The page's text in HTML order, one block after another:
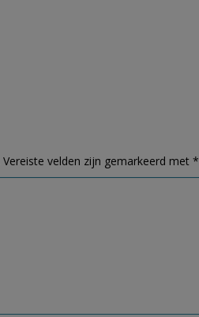
Vereiste velden zijn gemarkeerd met *